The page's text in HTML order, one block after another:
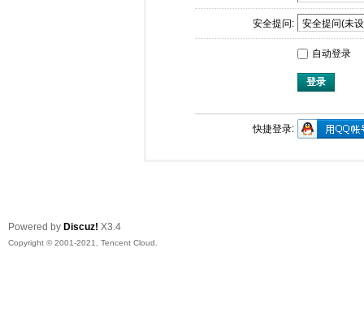
安全提问:
自动登录
登录
快捷登录:
Powered by Discuz! X3.4
Copyright © 2001-2021, Tencent Cloud.